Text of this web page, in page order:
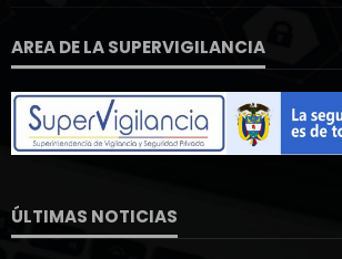
AREA DE LA SUPERVIGILANCIA
ÚLTIMAS NOTICIAS